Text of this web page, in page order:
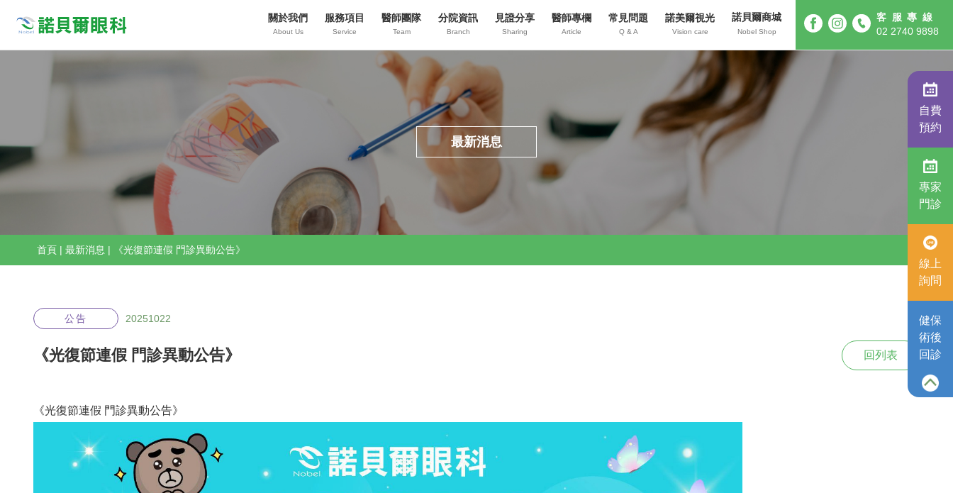
關於我們
About Us
服務項目
Service
醫師團隊
Team
分院資訊
Branch
見證分享
Sharing
醫師專欄
Article
常見問題
Q & A
諾美爾視光
Vision care
諾貝爾商城
Nobel Shop
客服專線
02 2740 9898
最新消息
首頁 | 最新消息 | 《光復節連假 門診異動公告》
公告 20251022
《光復節連假 門診異動公告》 回列表
《光復節連假 門診異動公告》
自費
預約
專家
門診
線上
詢問
健保
術後
回診